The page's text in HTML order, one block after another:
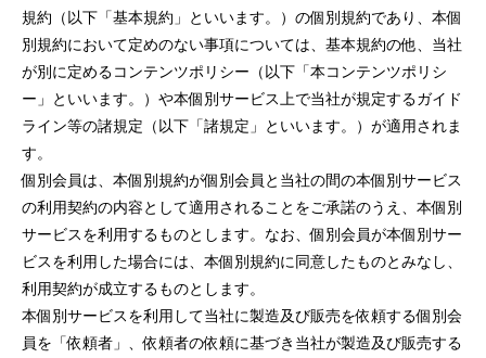
規約（以下「基本規約」といいます。）の個別規約であり、本個
別規約において定めのない事項については、基本規約の他、当社
が別に定めるコンテンツポリシー（以下「本コンテンツポリシ
ー」といいます。）や本個別サービス上で当社が規定するガイド
ライン等の諸規定（以下「諸規定」といいます。）が適⽤されま
す。
個別会員は、本個別規約が個別会員と当社の間の本個別サービス
の利⽤契約の内容として適⽤されることをご承諾のうえ、本個別
サービスを利⽤するものとします。なお、個別会員が本個別サー
ビスを利⽤した場合には、本個別規約に同意したものとみなし、
利⽤契約が成⽴するものとします。
本個別サービスを利⽤して当社に製造及び販売を依頼する個別会
員を「依頼者」、依頼者の依頼に基づき当社が製造及び販売する